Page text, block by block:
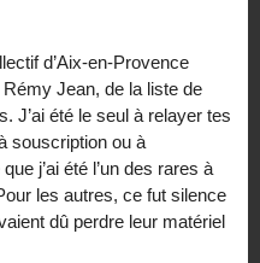
d’Aix-en-Provence
Jean, de la liste de
J’ai été le seul à relayer tes
souscription ou à
j’ai été l’un des rares à
les autres, ce fut silence
dû perdre leur matériel